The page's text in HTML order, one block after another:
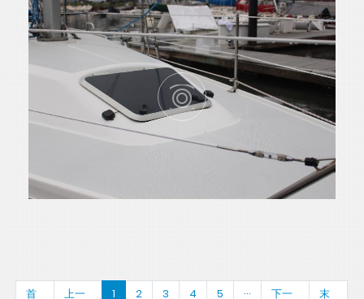
首 上一 1 2 3 4 5 ··· 下一 末